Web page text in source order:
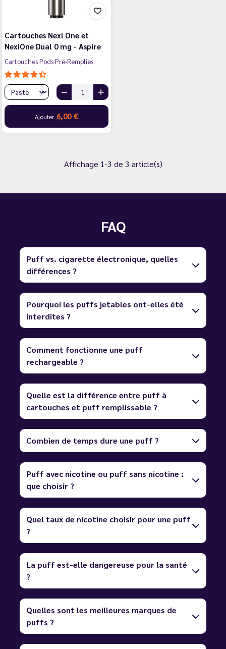
Cartouches Nexi One et
NexiOne Dual 0 mg - Aspire
Cartouches Pods Pré-Remplies
Ajouter 6,00 €
Affichage 1-3 de 3 article(s)
FAQ
Puff vs. cigarette électronique, quelles
différences ?
Pourquoi les puffs jetables ont-elles été
interdites ?
Comment fonctionne une puff
rechargeable ?
Quelle est la différence entre puff à
cartouches et puff remplissable ?
Combien de temps dure une puff ?
Puff avec nicotine ou puff sans nicotine :
que choisir ?
Quel taux de nicotine choisir pour une puff
?
La puff est-elle dangereuse pour la santé
?
Quelles sont les meilleures marques de
puffs ?